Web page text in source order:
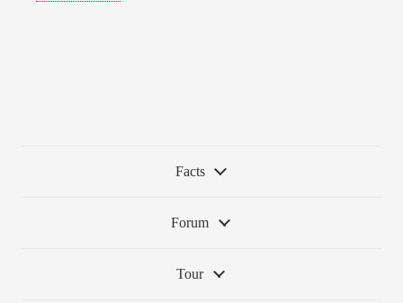
Facts
Forum
Tour